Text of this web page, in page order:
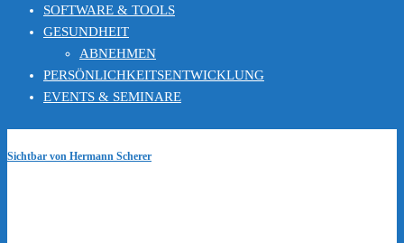
SOFTWARE & TOOLS
GESUNDHEIT
ABNEHMEN
PERSÖNLICHKEITSENTWICKLUNG
EVENTS & SEMINARE
Sichtbar von Hermann Scherer